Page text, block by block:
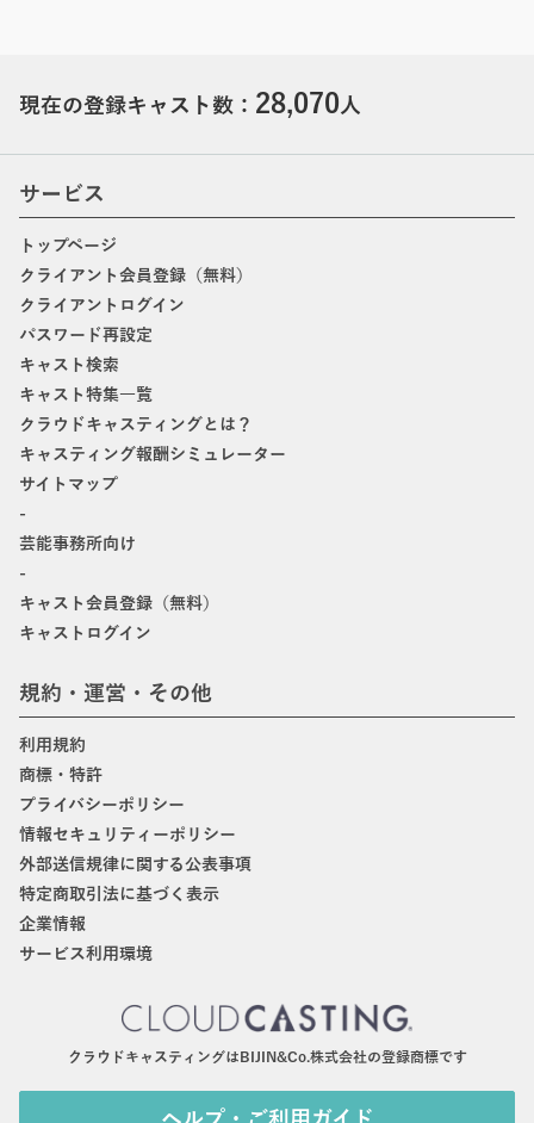
現在の登録キャスト数： 28,070人
サービス
トップページ
クライアント会員登録（無料）
クライアントログイン
パスワード再設定
キャスト検索
キャスト特集一覧
クラウドキャスティングとは？
キャスティング報酬シミュレーター
サイトマップ
-
芸能事務所向け
-
キャスト会員登録（無料）
キャストログイン
規約・運営・その他
利用規約
商標・特許
プライバシーポリシー
情報セキュリティーポリシー
外部送信規律に関する公表事項
特定商取引法に基づく表示
企業情報
サービス利用環境
クラウドキャスティングはBIJIN&Co.株式会社の登録商標です